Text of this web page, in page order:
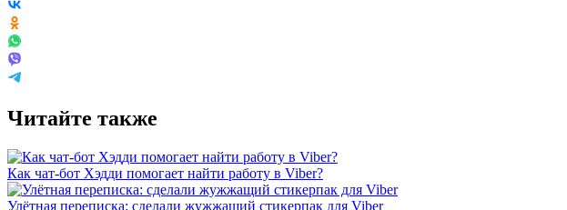
Читайте также
Как чат-бот Хэдди помогает найти работу в Viber?
Улётная переписка: сделали жужжащий стикерпак для Viber